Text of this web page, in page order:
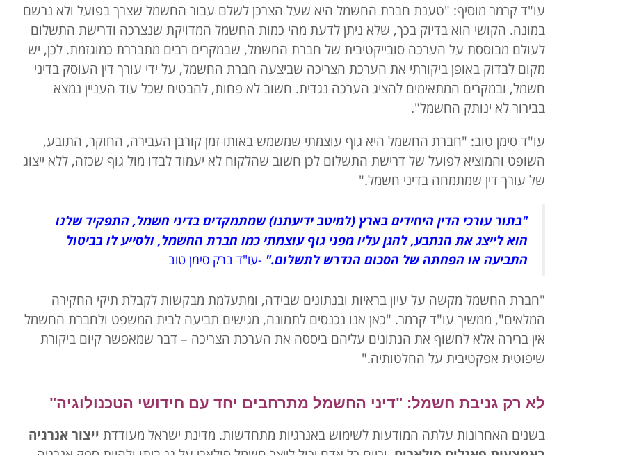
עו"ד קרמר מוסיף: "טענת חברת החשמל היא שעל הצרכן לשלם עבור החשמל שצרך בפועל ולא נרשם
במונה. הקושי הוא בדיוק בכך, שלא ניתן לדעת מהי כמות החשמל המדויקת שנצרכה ודרישת התשלום
לעולם מבוססת על הערכה סובייקטיבית של חברת החשמל, שבמקרים רבים מתבררת כמוגזמת. לכן, יש
מקום לבדוק באופן ביקורתי את הערכת הצריכה שביצעה חברת החשמל, על ידי עורך דין העוסק בדיני
חשמל, ובמקרים המתאימים להציג הערכה נגדית. חשוב לא פחות, להבטיח שכל עוד העניין נמצא
בבירור לא ינותק החשמל".
עו"ד סימן טוב: "חברת החשמל היא גוף עוצמתי שמשמש באותו זמן קורבן העבירה, החוקר, התובע,
השופט והמוציא לפועל של דרישת התשלום לכן חשוב שהלקוח לא יעמוד לבדו מול גוף שכזה, ללא ייצוג
של עורך דין שמתמחה בדיני חשמל."
"בתור עורכי הדין היחידים בארץ (למיטב ידיעתנו) שמתמקדים בדיני חשמל, התפקיד שלנו
הוא לייצג את הנתבע, להגן עליו מפני גוף עוצמתי כמו חברת החשמל, ולסייע לו בביטול
התביעה או הפחתה של הסכום הנדרש לתשלום." -עו"ד ברק סימן טוב
"חברת החשמל מקשה על עיון בראיות ובנתונים שבידה, ומתעלמת מבקשות לקבלת תיקי החקירה
המלאים", ממשיך עו"ד קרמר. "כאן אנו נכנסים לתמונה, מגישים תביעה לבית המשפט ולחברת החשמל
אין ברירה אלא לחשוף את הנתונים עליהם ביססה את הערכת הצריכה – דבר שמאפשר קיום ביקורת
שיפוטית אפקטיבית על החלטותיה."
לא רק גניבת חשמל: "דיני החשמל מתרחבים יחד עם חידושי הטכנולוגיה"
בשנים האחרונות עלתה המודעות לשימוש באנרגיות מתחדשות. מדינת ישראל מעודדת ייצור אנרגיה